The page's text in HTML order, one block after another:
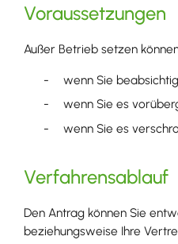
Voraussetzungen
Außer Betrieb setzen
wenn Sie
wenn Sie es
wenn Sie es
Verfahrensablauf
Den Antrag können Sie
beziehungsweise Ihre